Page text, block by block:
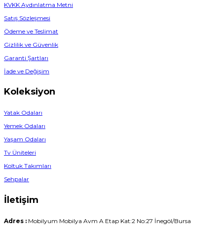
KVKK Aydınlatma Metni
Satış Sözleşmesi
Ödeme ve Teslimat
Gizlilik ve Güvenlik
Garanti Şartları
İade ve Değişim
Koleksiyon
Yatak Odaları
Yemek Odaları
Yaşam Odaları
Tv Üniteleri
Koltuk Takımları
Sehpalar
İletişim
Adres : Mobilyum Mobilya Avm A Etap Kat:2 No:27 İnegöl/Bursa